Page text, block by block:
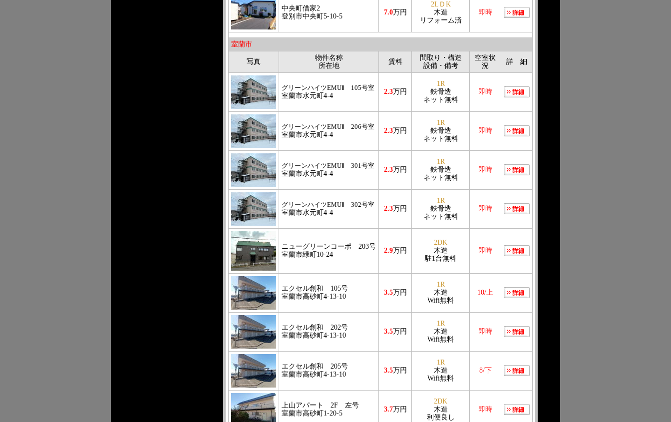
中央町借家2
登別市中央町5-10-5
7.0万円
2LＤK
木造
リフォーム済
即時
室蘭市
写真
物件名称
所在地
賃料
間取り・構造
設備・備考
空室状
況
詳 細
グリーンハイツEMUⅡ 105号室
室蘭市水元町4-4
2.3万円
1R
鉄骨造
ネット無料
即時
グリーンハイツEMUⅡ 206号室
室蘭市水元町4-4
2.3万円
1R
鉄骨造
ネット無料
即時
グリーンハイツEMUⅡ 301号室
室蘭市水元町4-4
2.3万円
1R
鉄骨造
ネット無料
即時
グリーンハイツEMUⅡ 302号室
室蘭市水元町4-4
2.3万円
1R
鉄骨造
ネット無料
即時
ニューグリーンコーポ 203号
室蘭市緑町10-24
2.9万円
2DK
木造
駐1台無料
即時
エクセル創和 105号
室蘭市高砂町4-13-10
3.5万円
1R
木造
Wifi無料
10/上
エクセル創和 202号
室蘭市高砂町4-13-10
3.5万円
1R
木造
Wifi無料
即時
エクセル創和 205号
室蘭市高砂町4-13-10
3.5万円
1R
木造
Wifi無料
8/下
上山アパート 2F 左号
室蘭市高砂町1-20-5
3.7万円
2DK
木造
利便良し
即時